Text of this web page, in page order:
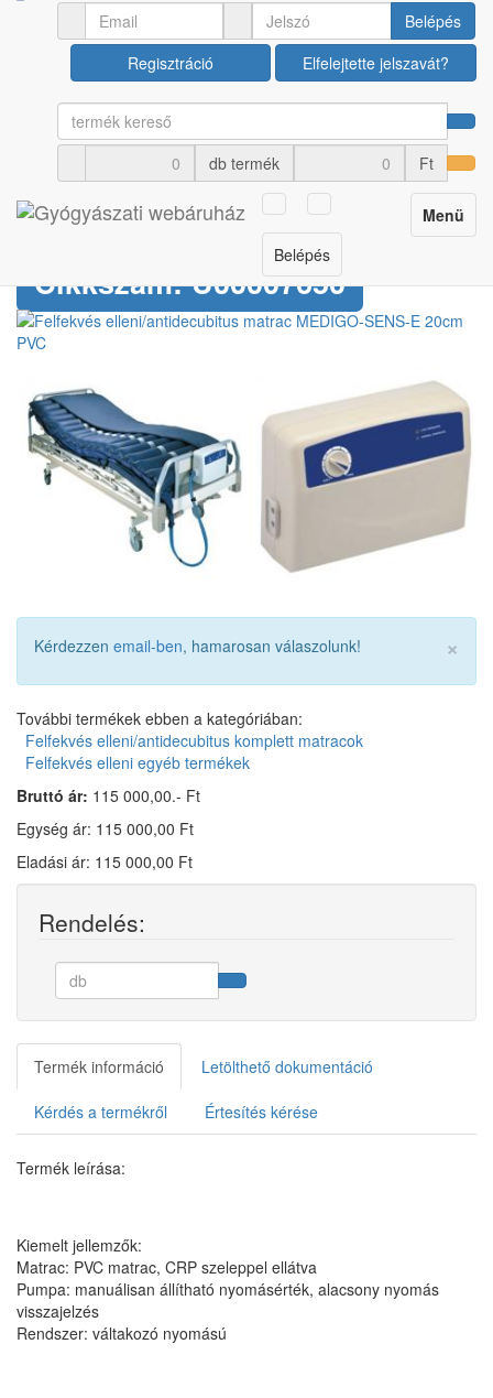
Belépés
Regisztráció
Elfelejtette jelszavát?
db termék Ft
Toggle
navigation
Menü
Belépés
Ápolási termékek Felfekvés elleni egyéb termékek
Felfekvés
elleni/antidecubitus
matrac MEDIGO-SENS-E
20cm PVC
Cikkszám: U00007650
×
Kérdezzen email-ben, hamarosan válaszolunk!
További termékek ebben a kategóriában:
Felfekvés elleni/antidecubitus komplett matracok
Felfekvés elleni egyéb termékek
Bruttó ár: 115 000,00.- Ft
Egység ár: 115 000,00 Ft
Eladási ár: 115 000,00 Ft
Rendelés:
Termék információ Letölthető dokumentáció
Kérdés a termékről Értesítés kérése
Termék leírása:
Kiemelt jellemzők:
Matrac: PVC matrac, CRP szeleppel ellátva
Pumpa: manuálisan állítható nyomásérték, alacsony nyomás
visszajelzés
Rendszer: váltakozó nyomású